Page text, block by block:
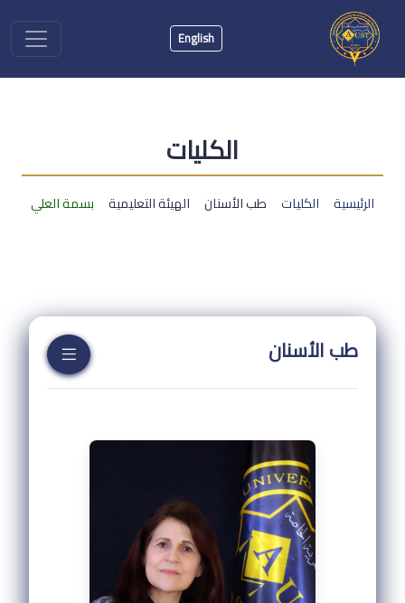
English
الكليات
الرئيسية الكليات طب الأسنان الهيئة التعليمية بسمة العلي
طب الأسنان